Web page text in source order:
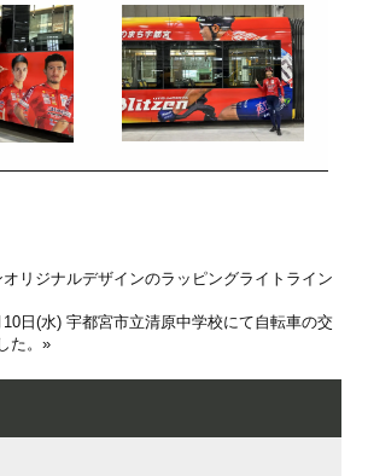
リジナルデザインのラッピングライトライン
10日(水) 宇都宮市立清原中学校にて自転車の交
た。»